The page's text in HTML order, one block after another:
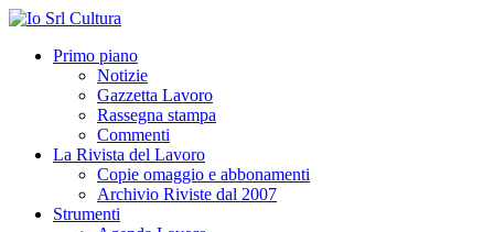
Primo piano
Notizie
Gazzetta Lavoro
Rassegna stampa
Commenti
La Rivista del Lavoro
Copie omaggio e abbonamenti
Archivio Riviste dal 2007
Strumenti